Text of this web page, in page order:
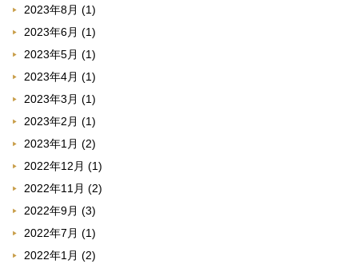
2023年8月 (1)
2023年6月 (1)
2023年5月 (1)
2023年4月 (1)
2023年3月 (1)
2023年2月 (1)
2023年1月 (2)
2022年12月 (1)
2022年11月 (2)
2022年9月 (3)
2022年7月 (1)
2022年1月 (2)